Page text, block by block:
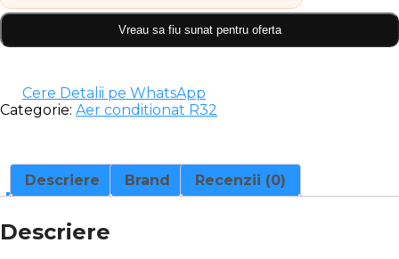
Vreau sa fiu sunat pentru oferta
Cere Detalii pe WhatsApp
Categorie: Aer conditionat R32
Descriere Brand Recenzii (0)
Descriere